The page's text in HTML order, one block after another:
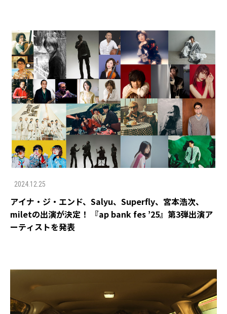
2024.12.25
アイナ・ジ・エンド、Salyu、Superfly、宮本浩次、
miletの出演が決定！ 『ap bank fes ’25』第3弾出演ア
ーティストを発表